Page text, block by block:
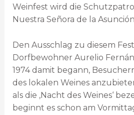
Weinfest wird die
Nuestra Señora de la
Den Ausschlag zu diesem
Dorfbewohner Aurelio
1974 damit begann,
des lokalen Weines
als die ‚Nacht des Weines‘
beginnt es schon am